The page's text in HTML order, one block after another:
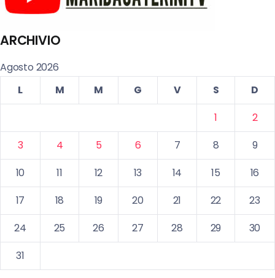
ARCHIVIO
Agosto 2026
L
M M G V S
D
1
2
3
4 5 6 7 8
9
10
11 12 13 14 15
16
17
18 19 20 21 22
23
24
25 26 27 28 29
30
31